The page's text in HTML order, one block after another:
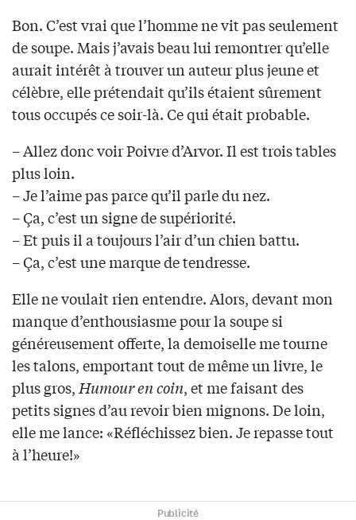
Bon. C’est vrai que l’homme ne vit pas seulement
de soupe. Mais j’avais beau lui remontrer qu’elle
aurait intérêt à trouver un auteur plus jeune et
célèbre, elle prétendait qu’ils étaient sûrement
tous occupés ce soir-là. Ce qui était probable.
– Allez donc voir Poivre d’Arvor. Il est trois tables
plus loin.
– Je l’aime pas parce qu’il parle du nez.
– Ça, c’est un signe de supériorité.
– Et puis il a toujours l’air d’un chien battu.
– Ça, c’est une marque de tendresse.
Elle ne voulait rien entendre. Alors, devant mon
manque d’enthousiasme pour la soupe si
généreusement offerte, la demoiselle me tourne
les talons, emportant tout de même un livre, le
plus gros,Humour en coin, et me faisant des
petits signes d’au revoir bien mignons. De loin,
elle me lance: «Réfléchissez bien. Je repasse tout
à l’heure!»
Publicité